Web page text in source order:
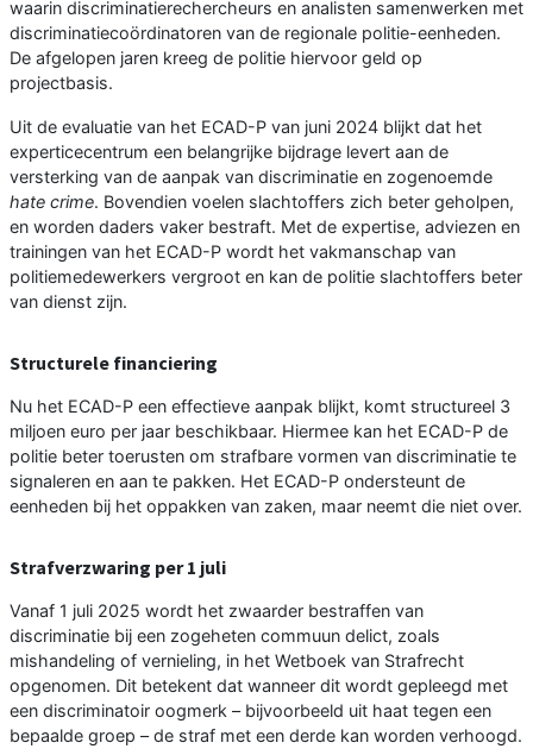
waarin discriminatierechercheurs en analisten samenwerken met
discriminatiecoördinatoren van de regionale politie-eenheden.
De afgelopen jaren kreeg de politie hiervoor geld op
projectbasis.
Uit de evaluatie van het ECAD-P van juni 2024 blijkt dat het
experticecentrum een belangrijke bijdrage levert aan de
versterking van de aanpak van discriminatie en zogenoemde
hate crime. Bovendien voelen slachtoffers zich beter geholpen,
en worden daders vaker bestraft. Met de expertise, adviezen en
trainingen van het ECAD-P wordt het vakmanschap van
politiemedewerkers vergroot en kan de politie slachtoffers beter
van dienst zijn.
Structurele financiering
Nu het ECAD-P een effectieve aanpak blijkt, komt structureel 3
miljoen euro per jaar beschikbaar. Hiermee kan het ECAD-P de
politie beter toerusten om strafbare vormen van discriminatie te
signaleren en aan te pakken. Het ECAD-P ondersteunt de
eenheden bij het oppakken van zaken, maar neemt die niet over.
Strafverzwaring per 1 juli
Vanaf 1 juli 2025 wordt het zwaarder bestraffen van
discriminatie bij een zogeheten commuun delict, zoals
mishandeling of vernieling, in het Wetboek van Strafrecht
opgenomen. Dit betekent dat wanneer dit wordt gepleegd met
een discriminatoir oogmerk – bijvoorbeeld uit haat tegen een
bepaalde groep – de straf met een derde kan worden verhoogd.